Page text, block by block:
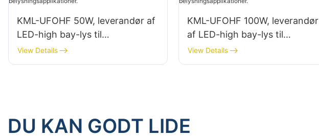
KML-UFOHF 50W, leverandør af
LED-high bay-lys til
industrianlæg, lagerbygninger
og andre indendørs
View Details
KML-UFOHF 100W, leverandør
af LED-high bay-lys til
industrianlæg, lagerbygninger
og andre indendørs
View Details
DU KAN GODT LIDE